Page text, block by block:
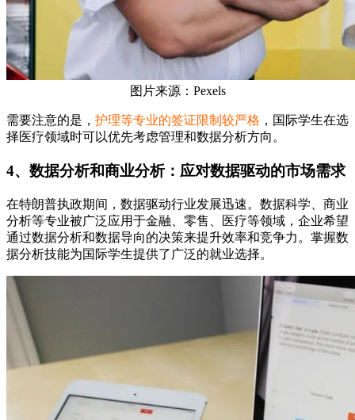
图片来源：Pexels
需要注意的是， 护理等专业的签证限制较严格 ，国际学生在选
择医疗领域时可以优先考虑管理和数据分析方向。
4、数据分析和商业分析：应对数据驱动的市场需求
在特朗普执政期间，数据驱动行业发展迅速。数据科学、商业
分析等专业被广泛应用于金融、零售、医疗等领域，企业希望
通过数据分析和数据导向的决策来提升效率和竞争力。掌握数
据分析技能为国际学生提供了广泛的就业选择。